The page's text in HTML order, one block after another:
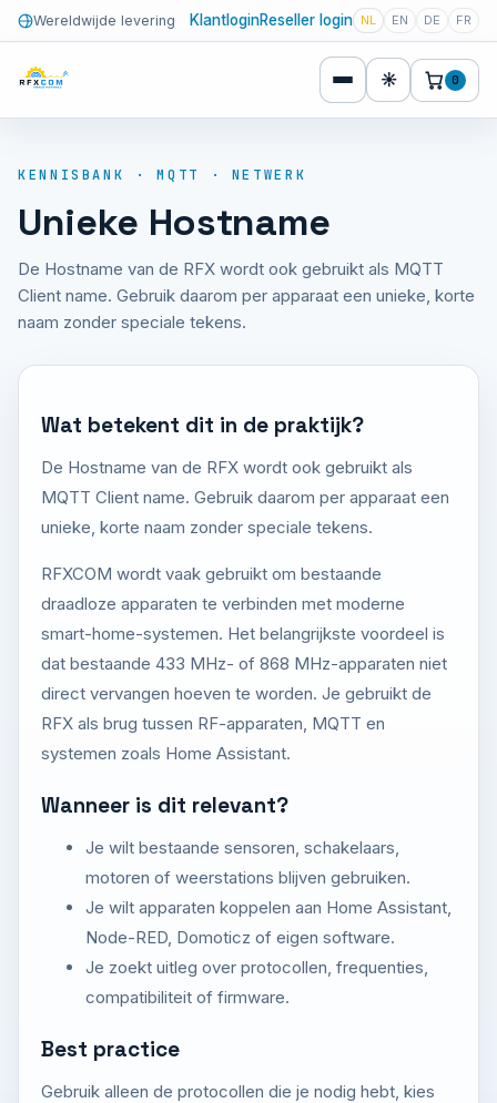
Wereldwijde levering KlantloginReseller login NL EN DE FR
☀ 0
KENNISBANK · MQTT · NETWERK
Unieke Hostname
De Hostname van de RFX wordt ook gebruikt als MQTT
Client name. Gebruik daarom per apparaat een unieke, korte
naam zonder speciale tekens.
Wat betekent dit in de praktijk?
De Hostname van de RFX wordt ook gebruikt als
MQTT Client name. Gebruik daarom per apparaat een
unieke, korte naam zonder speciale tekens.
RFXCOM wordt vaak gebruikt om bestaande
draadloze apparaten te verbinden met moderne
smart-home-systemen. Het belangrijkste voordeel is
dat bestaande 433 MHz- of 868 MHz-apparaten niet
direct vervangen hoeven te worden. Je gebruikt de
RFX als brug tussen RF-apparaten, MQTT en
systemen zoals Home Assistant.
Wanneer is dit relevant?
Je wilt bestaande sensoren, schakelaars,
motoren of weerstations blijven gebruiken.
Je wilt apparaten koppelen aan Home Assistant,
Node-RED, Domoticz of eigen software.
Je zoekt uitleg over protocollen, frequenties,
compatibiliteit of firmware.
Best practice
Gebruik alleen de protocollen die je nodig hebt, kies